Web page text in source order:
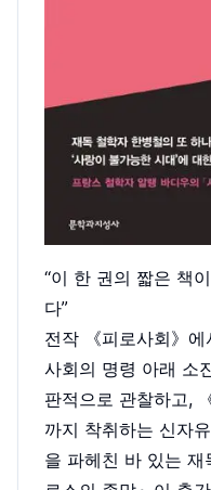
“이 한 권의 짧은 책
다”
전작 《피로사회》에
사회의 명령 아래 소
판적으로 관찰하고,
까지 착취하는 신자
을 파헤친 바 있는